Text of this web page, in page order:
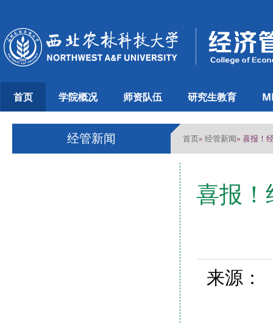
首页 学院概况 师资队伍 研究生教育
经管新闻 首页» 经管新闻» 喜报！
喜报！
来源：